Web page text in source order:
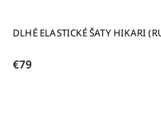
DLHÉ ELASTICKÉ ŠATY HIKARI
€79